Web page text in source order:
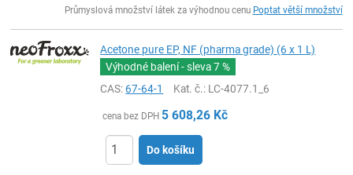
Průmyslová množství látek za výhodnou cenu Poptat větší množství
Acetone pure EP, NF (pharma grade) (6 x 1 L)
Výhodné balení - sleva7 %
CAS:67-64-1 Kat. č.: LC-4077.1_6
cena bez DPH 5 608,26 Kč
Do košíku